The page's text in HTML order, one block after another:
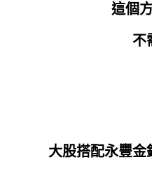
這個
不
大股搭配永豐金